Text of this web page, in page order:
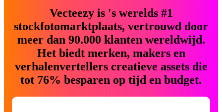
Vecteezy is 's werelds #1
stockfotomarktplaats, vertrouwd door
meer dan 90.000 klanten wereldwijd.
Het biedt merken, makers en
verhalenvertellers creatieve assets die
tot 76% besparen op tijd en budget.